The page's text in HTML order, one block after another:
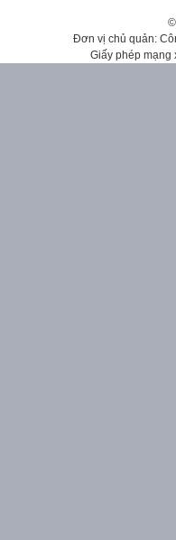
Đơn vị chủ quản:
Giấy phép mạng